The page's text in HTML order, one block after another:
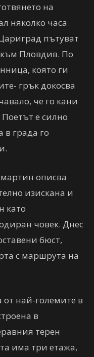
на
няколко часа
пътуват
Пловдив. По
която ги
грък докосва
че го кани
е силно
в града го
описва
изискана и
като
човек. Днес
бюст,
с маршрута на
най-големите в
в
терен
има три етажа,